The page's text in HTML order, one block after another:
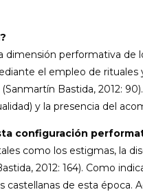
dimensión performativa
el empleo de rituales
Bastida, 2012:
y la presencia del
configuración
como los estigmas, la
2012: 164). Como
castellanas de esta